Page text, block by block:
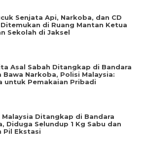
Senjata Api, Narkoba, dan CD
di Ruang Mantan Ketua
Sekolah di Jaksel
Asal Sabah Ditangkap di Bandara
Bawa Narkoba, Polisi Malaysia:
untuk Pemakaian Pribadi
Malaysia Ditangkap di Bandara
Diduga Selundup 1 Kg Sabu dan
Pil Ekstasi